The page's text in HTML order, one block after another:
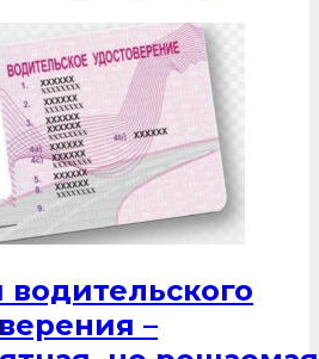
водительского
–